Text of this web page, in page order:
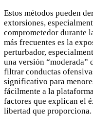
Estos métodos pueden
extorsiones,
comprometedor durante
más frecuentes es la
perturbador,
una versión “moderada”
filtrar conductas
significativo para
fácilmente a la
factores que explican el
libertad que proporciona.